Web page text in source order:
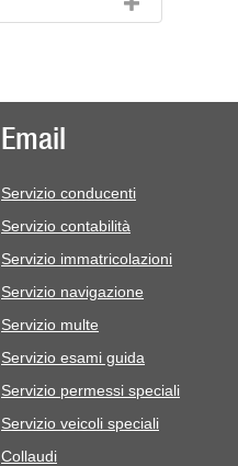
Email
Servizio conducenti
Servizio contabilità
Servizio immatricolazioni
Servizio navigazione
Servizio multe
Servizio esami guida
Servizio permessi speciali
Servizio veicoli speciali
Collaudi